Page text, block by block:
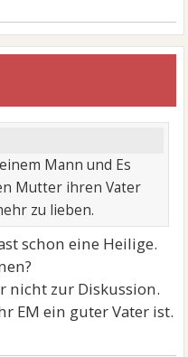
Mann und Es
Mutter ihren Vater
zu lieben.
schon eine Heilige.
nicht zur Diskussion.
EM ein guter Vater ist.